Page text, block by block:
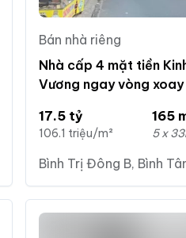
Bán nhà riêng
Nhà cấp 4 mặt tiền
Vương ngay vòng
17.5 tỷ
106.1 triệu/m²
165
5 x
Bình Trị Đông B, Bình